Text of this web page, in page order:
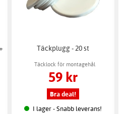
Täckplugg - 20 st
Täcklock för montagehål
59 kr
Bra deal!
I lager - Snabb leverans!